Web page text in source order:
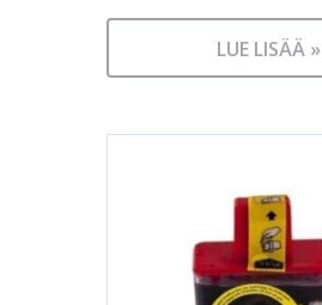
LUE LISÄÄ »